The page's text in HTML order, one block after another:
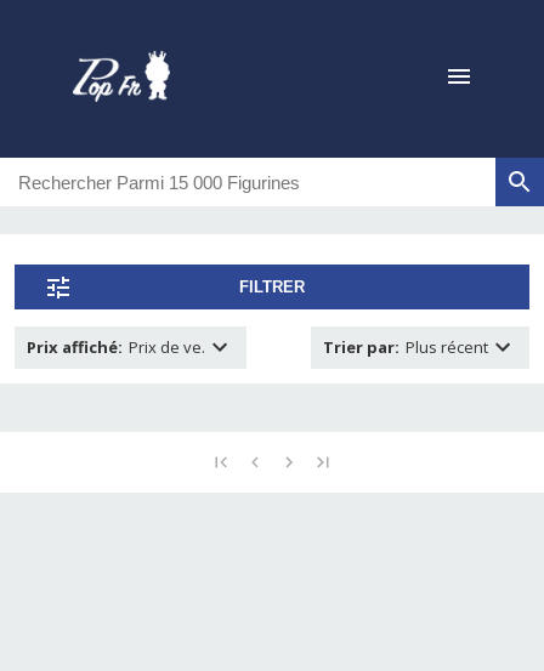
FILTRER
Prix affiché: Prix de ve. Trier par: Plus récent